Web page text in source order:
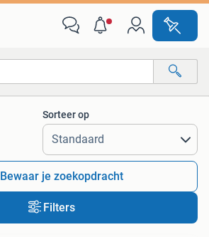
Alle afstanden…
Sorteer op
Bewaar je zoekopdracht
Filters